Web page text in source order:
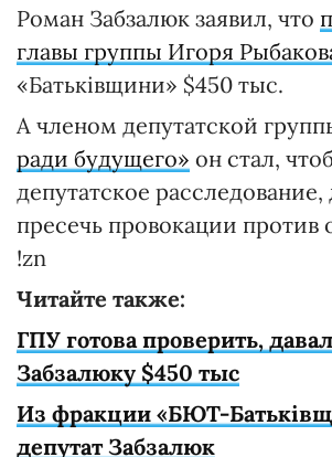
Роман Забзалюк заявил, что
главы группы Игоря
«Батьківщини» $450 тыс.
А членом депутатской
ради будущего» он стал,
депутатское расследование,
пресечь провокации против
!zn
Читайте также:
ГПУ готова проверить,
Забзалюку $450 тыс
Из фракции «БЮТ-
депутат Забзалюк